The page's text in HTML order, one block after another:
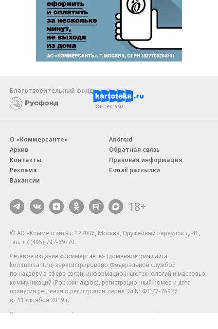
Благотворительный фонд
18+ реклама
О «Коммерсанте»
Архив
Контакты
Реклама
Вакансии
Android
Обратная связь
Правовая информация
E-mail рассылки
18+
© АО «Коммерсантъ». 127006, Москва, Оружейный переулок д. 41,
тел. +7 (495) 797-69-70.
Сетевое издание «Коммерсантъ» (доменное имя сайта:
kommersant.ru) зарегистрировано Федеральной службой
по надзору в сфере связи, информационных технологий и массовых
коммуникаций (Роскомнадзор), регистрационный номер и дата
принятия решения о регистрации: серия Эл № ФС77-76922
от 11 октября 2019 г.
Партнерские проекты/материалы, новости компаний, материалы